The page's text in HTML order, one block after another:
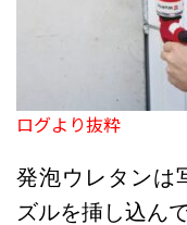
ログより抜粋
発泡ウレタンは
ズルを挿し込ん